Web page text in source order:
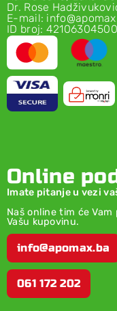
Dr. Rose
E-mail:
ID broj:
Online
Imate pitanje u vezi
Naš online tim će
Vašu kupovinu.
info@apomax.ba
061 172 202